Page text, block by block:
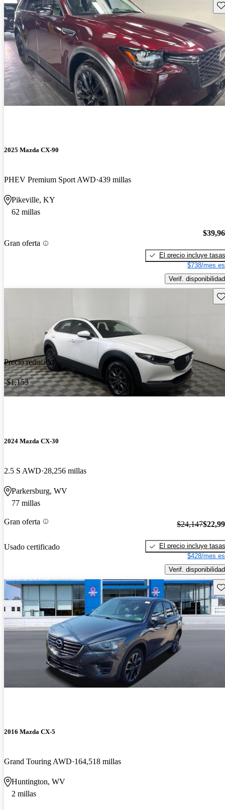
2025 Mazda CX-90
PHEV Premium Sport AWD 439 millas
Pikeville, KY
62 millas
Gran oferta
El precio incluye tasas
$738/mes
Verif. disponibilidad
Precio reducido
-$1,153
2024 Mazda CX-30
2.5 S AWD 28,256 millas
Parkersburg, WV
77 millas
Gran oferta
Usado certificado
$24,147
El precio incluye tasas
$428/mes
Verif. disponibilidad
2016 Mazda CX-5
Grand Touring AWD 164,518 millas
Huntington, WV
2 millas